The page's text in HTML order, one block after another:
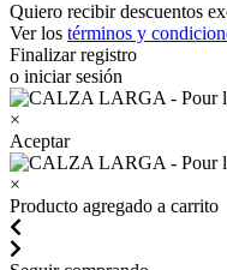
Quiero recibir descuentos
Ver los términos y
Finalizar registro
o iniciar sesión
×
Aceptar
×
Producto agregado a carrito